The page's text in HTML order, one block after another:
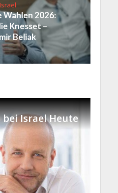
Israel
Wahlen 2026:
Knesset –
Beliak
Israel Heute